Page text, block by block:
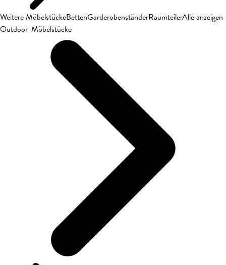
Weitere MöbelstückeBettenGarderobenständerRaumteilerAlle anzeigen
Outdoor-Möbelstücke